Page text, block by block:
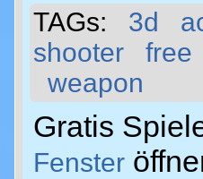
TAGs: 3d
shooter
free
weapon
Gratis
Fenster